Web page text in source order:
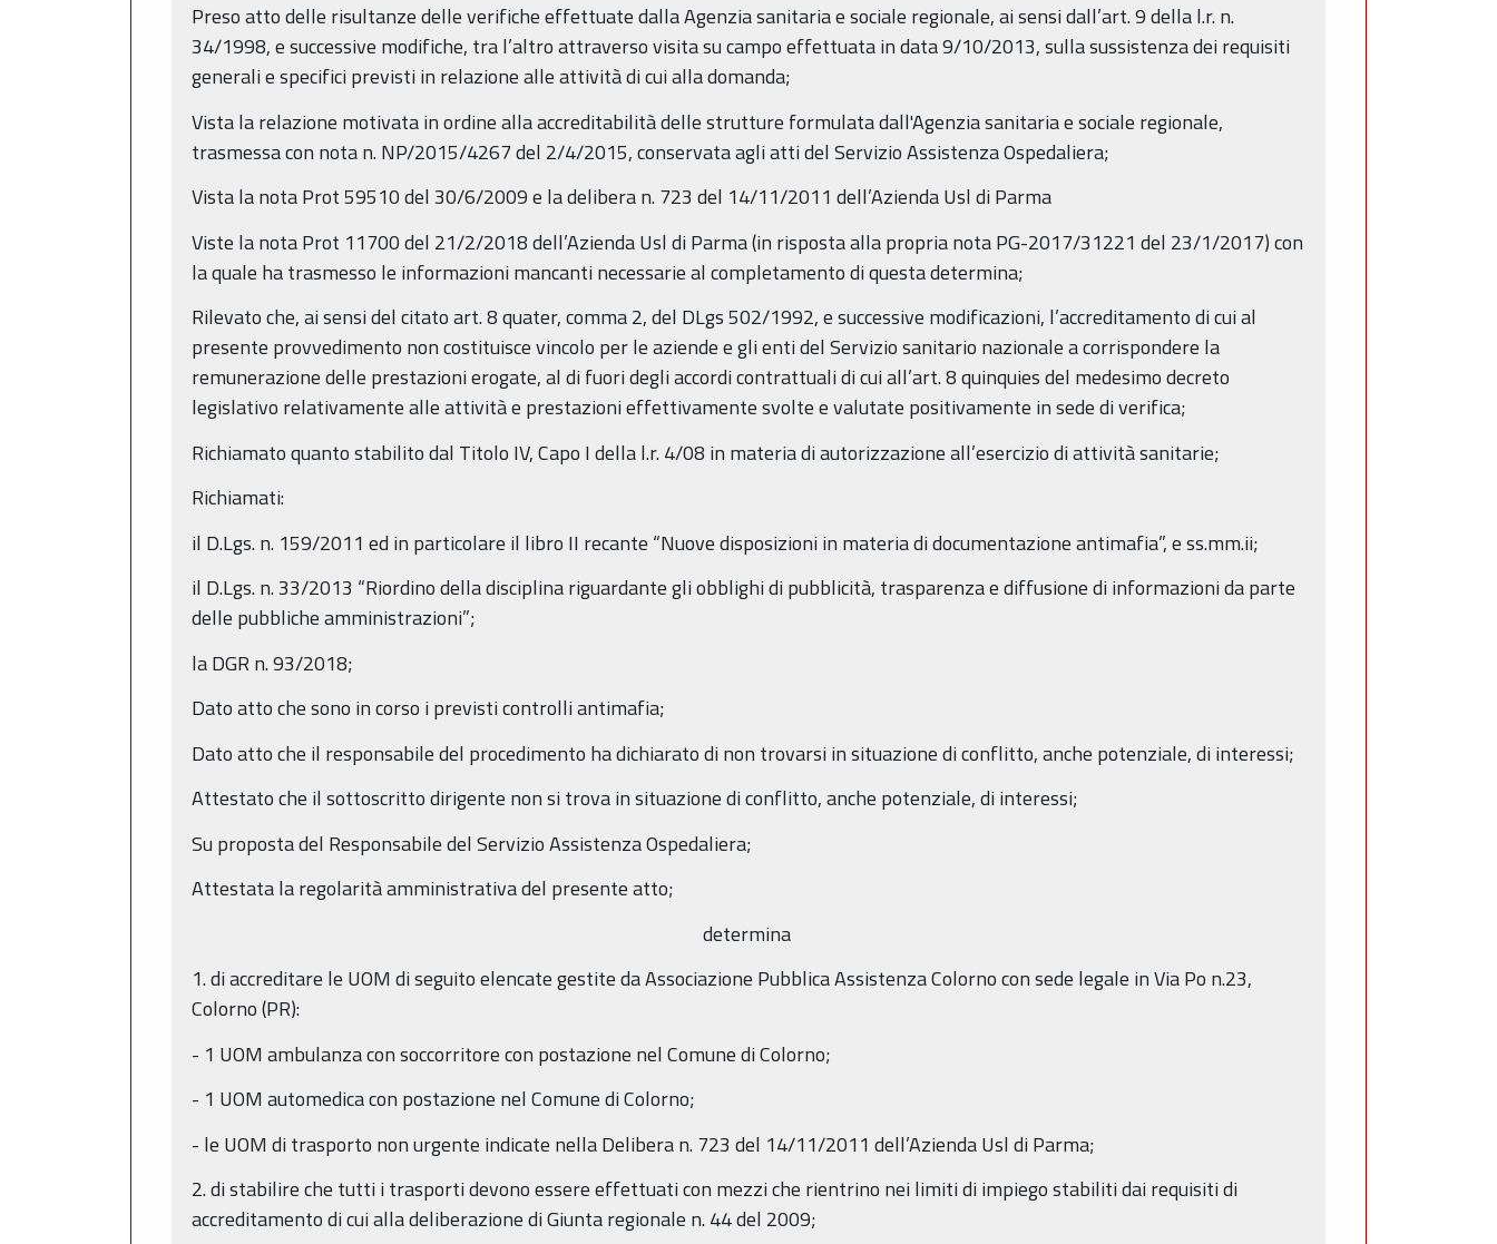
Preso atto delle risultanze delle verifiche effettuate dalla Agenzia sanitaria e sociale regionale, ai sensi dall’art. 9 della l.r. n.
34/1998, e successive modifiche, tra l’altro attraverso visita su campo effettuata in data 9/10/2013, sulla sussistenza dei requisiti
generali e specifici previsti in relazione alle attività di cui alla domanda;
Vista la relazione motivata in ordine alla accreditabilità delle strutture formulata dall'Agenzia sanitaria e sociale regionale,
trasmessa con nota n. NP/2015/4267 del 2/4/2015, conservata agli atti del Servizio Assistenza Ospedaliera;
Vista la nota Prot 59510 del 30/6/2009 e la delibera n. 723 del 14/11/2011 dell’Azienda Usl di Parma
Viste la nota Prot 11700 del 21/2/2018 dell’Azienda Usl di Parma (in risposta alla propria nota PG-2017/31221 del 23/1/2017) con
la quale ha trasmesso le informazioni mancanti necessarie al completamento di questa determina;
Rilevato che, ai sensi del citato art. 8 quater, comma 2, del DLgs 502/1992, e successive modificazioni, l’accreditamento di cui al
presente provvedimento non costituisce vincolo per le aziende e gli enti del Servizio sanitario nazionale a corrispondere la
remunerazione delle prestazioni erogate, al di fuori degli accordi contrattuali di cui all’art. 8 quinquies del medesimo decreto
legislativo relativamente alle attività e prestazioni effettivamente svolte e valutate positivamente in sede di verifica;
Richiamato quanto stabilito dal Titolo IV, Capo I della l.r. 4/08 in materia di autorizzazione all’esercizio di attività sanitarie;
Richiamati:
il D.Lgs. n. 159/2011 ed in particolare il libro II recante “Nuove disposizioni in materia di documentazione antimafia”, e ss.mm.ii;
il D.Lgs. n. 33/2013 “Riordino della disciplina riguardante gli obblighi di pubblicità, trasparenza e diffusione di informazioni da parte
delle pubbliche amministrazioni”;
la DGR n. 93/2018;
Dato atto che sono in corso i previsti controlli antimafia;
Dato atto che il responsabile del procedimento ha dichiarato di non trovarsi in situazione di conflitto, anche potenziale, di interessi;
Attestato che il sottoscritto dirigente non si trova in situazione di conflitto, anche potenziale, di interessi;
Su proposta del Responsabile del Servizio Assistenza Ospedaliera;
Attestata la regolarità amministrativa del presente atto;
determina
1. di accreditare le UOM di seguito elencate gestite da Associazione Pubblica Assistenza Colorno con sede legale in Via Po n.23,
Colorno (PR):
- 1 UOM ambulanza con soccorritore con postazione nel Comune di Colorno;
- 1 UOM automedica con postazione nel Comune di Colorno;
- le UOM di trasporto non urgente indicate nella Delibera n. 723 del 14/11/2011 dell’Azienda Usl di Parma;
2. di stabilire che tutti i trasporti devono essere effettuati con mezzi che rientrino nei limiti di impiego stabiliti dai requisiti di
accreditamento di cui alla deliberazione di Giunta regionale n. 44 del 2009;